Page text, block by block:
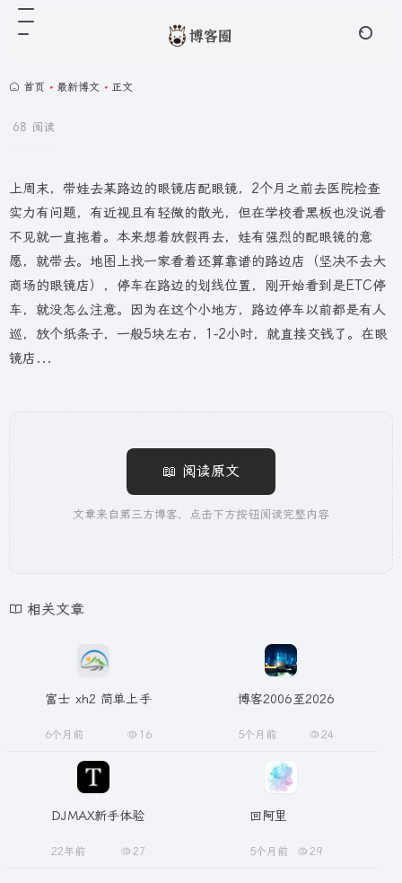
首页 • 最新博文 • 正文
68 阅读
上周末，带娃去某路边的眼镜店配眼镜，2个月之前去医院检查
实力有问题，有近视且有轻微的散光，但在学校看黑板也没说看
不见就一直拖着。本来想着放假再去，娃有强烈的配眼镜的意
愿，就带去。地图上找一家看着还算靠谱的路边店（坚决不去大
商场的眼镜店），停车在路边的划线位置，刚开始看到是ETC停
车，就没怎么注意。因为在这个小地方，路边停车以前都是有人
巡，放个纸条子，一般5块左右，1-2小时，就直接交钱了。在眼
镜店...
📖 阅读原文
文章来自第三方博客，点击下方按钮阅读完整内容
相关文章
富士 xh2 简单上手
6个月前 16
博客2006至2026
5个月前 24
DJMAX新手体验
22年前 27
回阿里
5个月前 29